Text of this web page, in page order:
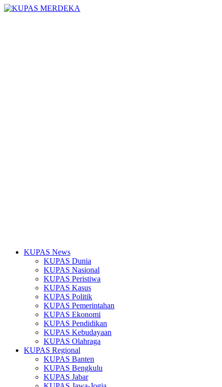
KUPAS News
KUPAS Dunia
KUPAS Nasional
KUPAS Peristiwa
KUPAS Kasus
KUPAS Politik
KUPAS Pemerintahan
KUPAS Ekonomi
KUPAS Pendidikan
KUPAS Kebudayaan
KUPAS Olahraga
KUPAS Regional
KUPAS Banten
KUPAS Bengkulu
KUPAS Jabar